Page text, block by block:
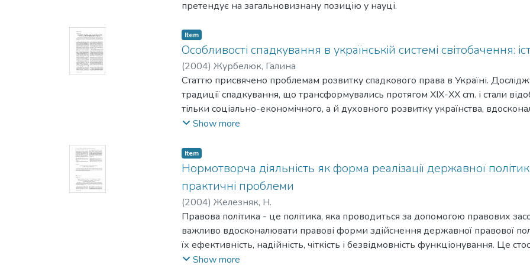
претендує на загальновизнану позицію у науці.
Item
Особливості спадкування в українській системі світобачення:
(2004) Журбелюк, Галина
Статтю присвячено проблемам розвитку спадкового права в Україні.
традиції спадкування, що трансформувались протягом ХІХ-ХХ cm. і стали
тільки соціально-економічного, а й духовного розвитку українства,
культури.
Show more
Item
Нормотворча діяльність як форма реалізації державної
практичні проблеми
(2004) Железняк, Н.
Правова політика - це політика, яка проводиться за допомогою правових
важливо вдосконалювати правові форми здійснення державної правової
їх ефективність, надійність, чіткість і безвідмовність функціонування. Це
за все нормотворчої діяльності.
Show more